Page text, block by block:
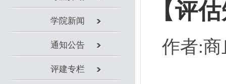
党团工作
实验室建设
答：入
考察、面